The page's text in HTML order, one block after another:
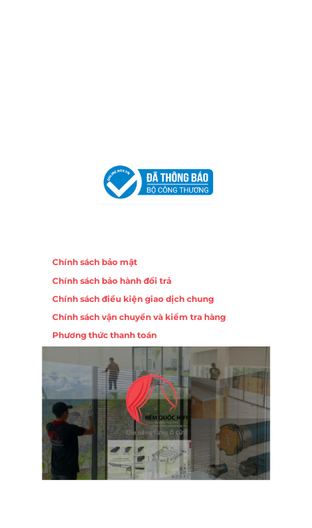
Chính sách bảo mật
Chính sách bảo hành đổi trả
Chính sách điều kiện giao dịch chung
Chính sách vận chuyển và kiểm tra hàng
Phương thức thanh toán